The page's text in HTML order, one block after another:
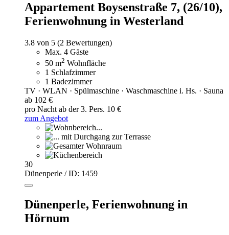
Appartement Boysenstraße 7, (26/10),
Ferienwohnung in Westerland
3.8 von 5 (2 Bewertungen)
Max. 4 Gäste
50 m2 Wohnfläche
1 Schlafzimmer
1 Badezimmer
TV · WLAN · Spülmaschine · Waschmaschine i. Hs. · Sauna
ab 102 €
pro Nacht ab der 3. Pers. 10 €
zum Angebot
30
Dünenperle / ID: 1459
Dünenperle, Ferienwohnung in
Hörnum